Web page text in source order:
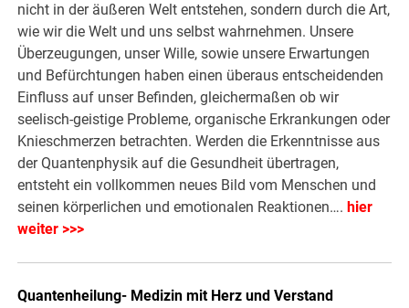
nicht in der äußeren Welt entstehen, sondern durch die Art,
wie wir die Welt und uns selbst wahrnehmen. Unsere
Überzeugungen, unser Wille, sowie unsere Erwartungen
und Befürchtungen haben einen überaus entscheidenden
Einfluss auf unser Befinden, gleichermaßen ob wir
seelisch-geistige Probleme, organische Erkrankungen oder
Knieschmerzen betrachten. Werden die Erkenntnisse aus
der Quantenphysik auf die Gesundheit übertragen,
entsteht ein vollkommen neues Bild vom Menschen und
seinen körperlichen und emotionalen Reaktionen…. hier
weiter >>>
Quantenheilung- Medizin mit Herz und Verstand